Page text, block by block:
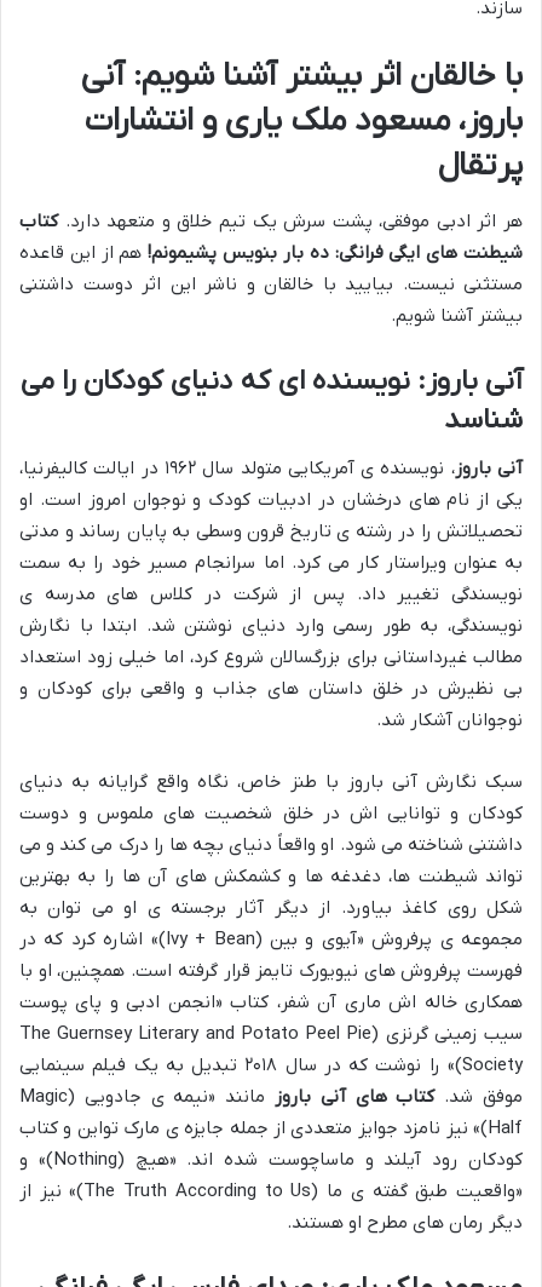
سازند.
با خالقان اثر بیشتر آشنا شویم: آنی
باروز، مسعود ملک یاری و انتشارات
پرتقال
هر اثر ادبی موفقی، پشت سرش یک تیم خلاق و متعهد دارد.کتاب
شیطنت های ایگی فرانگی: ده بار بنویس پشیمونم!هم از این قاعده
مستثنی نیست. بیایید با خالقان و ناشر این اثر دوست داشتنی
بیشتر آشنا شویم.
آنی باروز: نویسنده ای که دنیای کودکان را می
شناسد
آنی باروز
، نویسنده ی آمریکایی متولد سال ۱۹۶۲ در ایالت کالیفرنیا،
یکی از نام های درخشان در ادبیات کودک و نوجوان امروز است. او
تحصیلاتش را در رشته ی تاریخ قرون وسطی به پایان رساند و مدتی
به عنوان ویراستار کار می کرد. اما سرانجام مسیر خود را به سمت
نویسندگی تغییر داد. پس از شرکت در کلاس های مدرسه ی
نویسندگی، به طور رسمی وارد دنیای نوشتن شد. ابتدا با نگارش
مطالب غیرداستانی برای بزرگسالان شروع کرد، اما خیلی زود استعداد
بی نظیرش در خلق داستان های جذاب و واقعی برای کودکان و
نوجوانان آشکار شد.
سبک نگارش آنی باروز با طنز خاص، نگاه واقع گرایانه به دنیای
کودکان و توانایی اش در خلق شخصیت های ملموس و دوست
داشتنی شناخته می شود. او واقعاً دنیای بچه ها را درک می کند و می
تواند شیطنت ها، دغدغه ها و کشمکش های آن ها را به بهترین
شکل روی کاغذ بیاورد. از دیگر آثار برجسته ی او می توان به
مجموعه ی پرفروش «آیوی و بین (Ivy + Bean)» اشاره کرد که در
فهرست پرفروش های نیویورک تایمز قرار گرفته است. همچنین، او با
همکاری خاله اش ماری آن شفر، کتاب «انجمن ادبی و پای پوست
سیب زمینی گرنزی (The Guernsey Literary and Potato Peel Pie
Society)» را نوشت که در سال ۲۰۱۸ تبدیل به یک فیلم سینمایی
موفق شد.کتاب های آنی باروز
مانند «نیمه ی جادویی (Magic
Half)» نیز نامزد جوایز متعددی از جمله جایزه ی مارک تواین و کتاب
کودکان رود آیلند و ماساچوست شده اند. «هیچ (Nothing)» و
«واقعیت طبق گفته ی ما (The Truth According to Us)» نیز از
دیگر رمان های مطرح او هستند.